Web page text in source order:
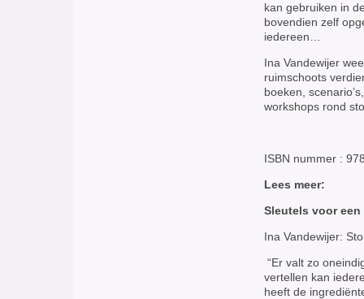
kan gebruiken in
bovendien zelf
iedereen…
Ina Vandewijer
ruimschoots
boeken,
workshops rond
ISBN nummer :
Lees meer:
Sleutels voor
Ina Vandewijer:
“Er valt zo
vertellen kan
heeft de